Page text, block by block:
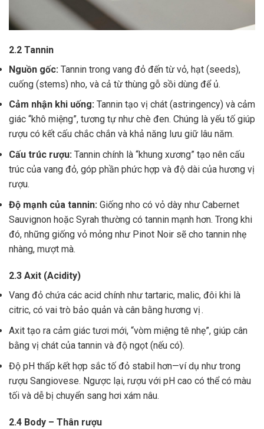
2.2 Tannin
Nguồn gốc: Tannin trong vang đỏ đến từ vỏ, hạt (seeds),
cuống (stems) nho, và cả từ thùng gỗ sồi dùng để ủ.
Cảm nhận khi uống: Tannin tạo vị chát (astringency) và cảm
giác “khô miệng”, tương tự như chè đen. Chúng là yếu tố giúp
rượu có kết cấu chắc chắn và khả năng lưu giữ lâu năm.
Cấu trúc rượu: Tannin chính là “khung xương” tạo nên cấu
trúc của vang đỏ, góp phần phức hợp và độ dài của hương vị
rượu.
Độ mạnh của tannin: Giống nho có vỏ dày như Cabernet
Sauvignon hoặc Syrah thường có tannin mạnh hơn. Trong khi
đó, những giống vỏ mỏng như Pinot Noir sẽ cho tannin nhẹ
nhàng, mượt mà.
2.3 Axit (Acidity)
Vang đỏ chứa các acid chính như tartaric, malic, đôi khi là
citric, có vai trò bảo quản và cân bằng hương vị .
Axit tạo ra cảm giác tươi mới, “vòm miệng tê nhẹ”, giúp cân
bằng vị chát của tannin và độ ngọt (nếu có).
Độ pH thấp kết hợp sắc tố đỏ stabil hơn—ví dụ như trong
rượu Sangiovese. Ngược lại, rượu với pH cao có thể có màu
tối và dễ bị chuyển sang hơi xám nâu.
2.4 Body – Thân rượu